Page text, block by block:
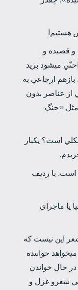
هستيم!
غزل و قصيده و
مي­شود بريد
ارجاعي به
عناصر بدون
مثل «جنگ
است؟ يك­بار
با رديف
يا ماجراي
اين نيست كه
خواننده
حال خواندن
آن 11­بار كلمه­ي شعرو غزل و